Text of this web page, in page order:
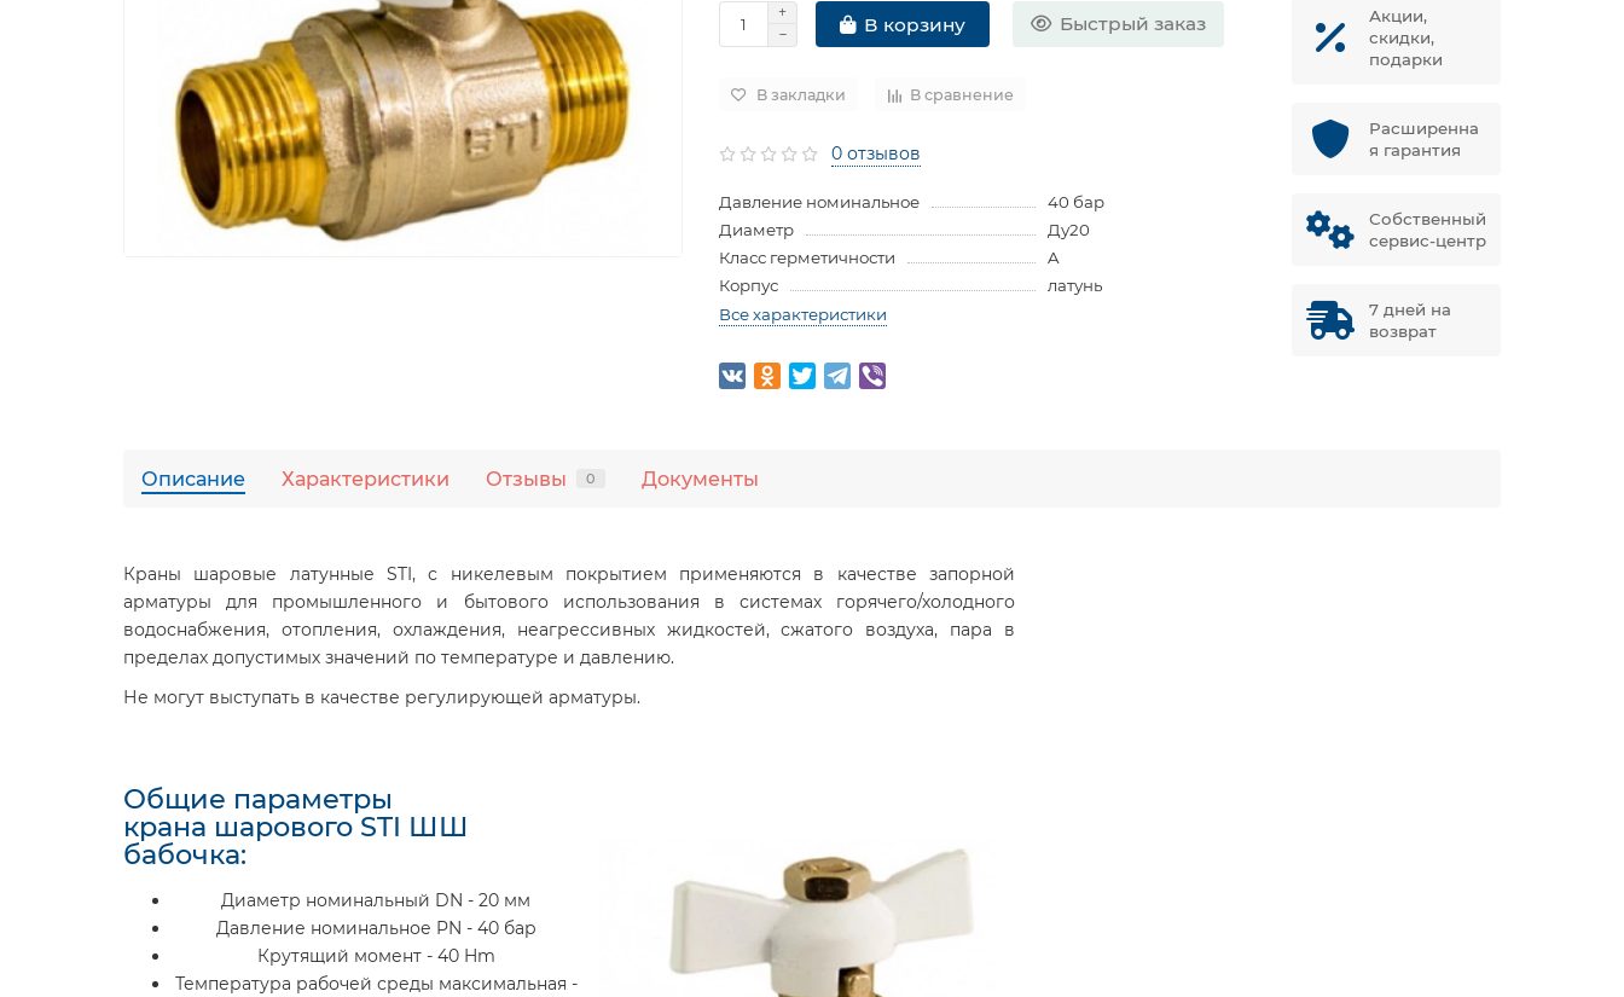
В корзину Быстрый заказ
В закладки В сравнение
0 отзывов
Давление номинальное
40 бар
Диаметр
Ду20
Класс герметичности
A
Корпус
латунь
Все характеристики
Акции,
скидки,
подарки
Расширенна
я гарантия
Собственный
сервис-центр
7 дней на
возврат
Описание Характеристики Отзывы 0 Документы
Краны шаровые латунные STI, с никелевым покрытием применяются в качестве запорной
арматуры для промышленного и бытового использования в системах горячего/холодного
водоснабжения, отопления, охлаждения, неагрессивных жидкостей, сжатого воздуха, пара в
пределах допустимых значений по температуре и давлению.
Не могут выступать в качестве регулирующей арматуры.
Общие параметры
крана шарового STI ШШ
бабочка:
Диаметр номинальный DN - 20 мм
Давление номинальное PN - 40 бар
Крутящий момент - 40 Hm
Температура рабочей среды максимальная -